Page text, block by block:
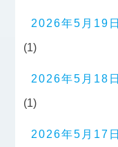
2026年5月19日
(1)
2026年5月18日
(1)
2026年5月17日